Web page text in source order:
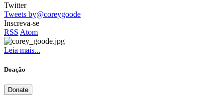
Twitter
Tweets by@coreygoode
Inscreva-se
RSS Atom
Leia mais...
Doação
Donate